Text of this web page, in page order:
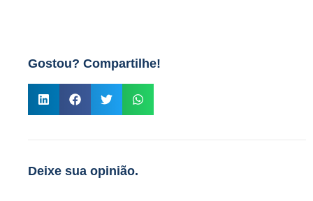
Gostou? Compartilhe!
Deixe sua opinião.